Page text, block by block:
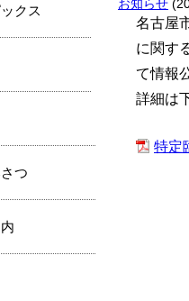
お知らせ (
名古屋
に関す
て情報
詳細は
特定
クス
つ